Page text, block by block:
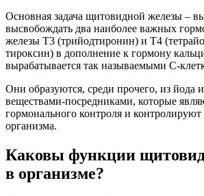
Основная задача щитовидной железы –
высвобождать два наиболее важных
железы Т3 (трийодтиронин) и Т4
тироксин) в дополнение к гормону
вырабатывается так называемыми С-
Они образуются, среди прочего, из йода
веществами-посредниками, которые
гормонального контроля и
организма.
Каковы функции
в организме?